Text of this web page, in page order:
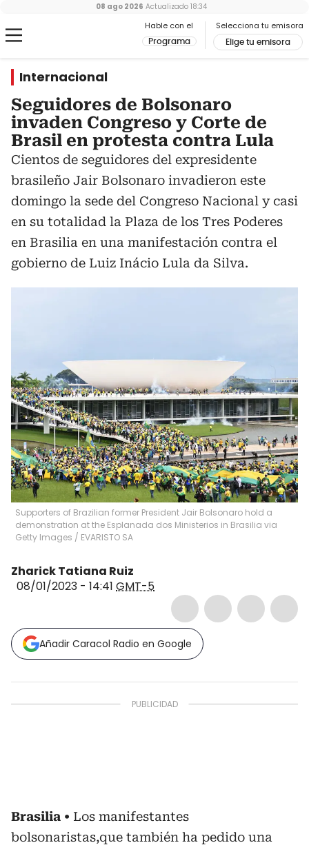
Hable con el
Programa
Selecciona tu emisora
Elige tu emisora
08 ago 2026 Actualizado 18:34
Internacional
Seguidores de Bolsonaro
invaden Congreso y Corte de
Brasil en protesta contra Lula
Cientos de seguidores del expresidente
brasileño Jair Bolsonaro invadieron este
domingo la sede del Congreso Nacional y casi
en su totalidad la Plaza de los Tres Poderes
en Brasilia en una manifestación contra el
gobierno de Luiz Inácio Lula da Silva.
Supporters of Brazilian former President Jair Bolsonaro hold a
demonstration at the Esplanada dos Ministerios in Brasilia via
Getty Images / EVARISTO SA
Zharick Tatiana Ruiz
08/01/2023 - 14:41 GMT-5
Añadir Caracol Radio en Google
Brasilia
Los manifestantes
bolsonaristas,que también ha pedido una